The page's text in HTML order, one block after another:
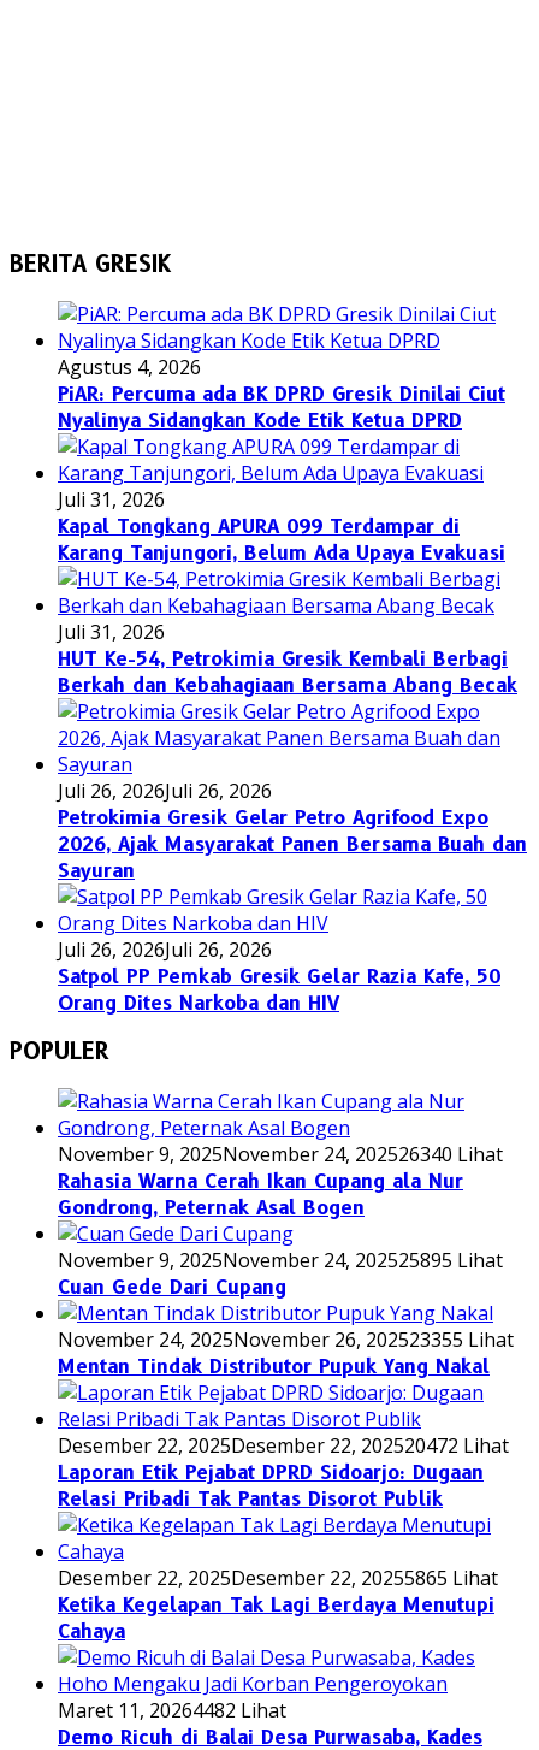
BERITA GRESIK
Agustus 4, 2026
PiAR: Percuma ada BK DPRD Gresik Dinilai Ciut
Nyalinya Sidangkan Kode Etik Ketua DPRD
Juli 31, 2026
Kapal Tongkang APURA 099 Terdampar di
Karang Tanjungori, Belum Ada Upaya Evakuasi
Juli 31, 2026
HUT Ke-54, Petrokimia Gresik Kembali Berbagi
Berkah dan Kebahagiaan Bersama Abang Becak
Juli 26, 2026Juli 26, 2026
Petrokimia Gresik Gelar Petro Agrifood Expo
2026, Ajak Masyarakat Panen Bersama Buah dan
Sayuran
Juli 26, 2026Juli 26, 2026
Satpol PP Pemkab Gresik Gelar Razia Kafe, 50
Orang Dites Narkoba dan HIV
POPULER
November 9, 2025November 24, 202526340 Lihat
Rahasia Warna Cerah Ikan Cupang ala Nur
Gondrong, Peternak Asal Bogen
November 9, 2025November 24, 202525895 Lihat
Cuan Gede Dari Cupang
November 24, 2025November 26, 202523355 Lihat
Mentan Tindak Distributor Pupuk Yang Nakal
Desember 22, 2025Desember 22, 202520472 Lihat
Laporan Etik Pejabat DPRD Sidoarjo: Dugaan
Relasi Pribadi Tak Pantas Disorot Publik
Desember 22, 2025Desember 22, 20255865 Lihat
Ketika Kegelapan Tak Lagi Berdaya Menutupi
Cahaya
Maret 11, 20264482 Lihat
Demo Ricuh di Balai Desa Purwasaba, Kades